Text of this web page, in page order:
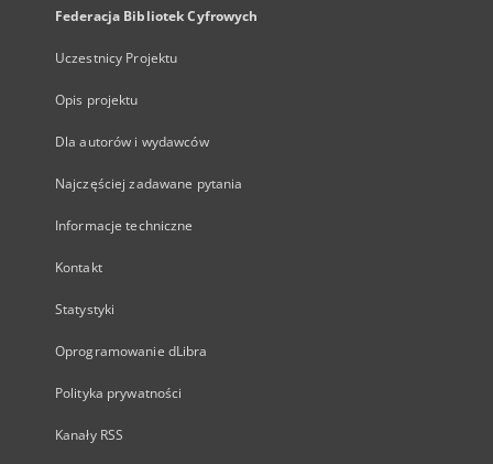
Federacja Bibliotek Cyfrowych
Uczestnicy Projektu
Opis projektu
Dla autorów i wydawców
Najczęściej zadawane pytania
Informacje techniczne
Kontakt
Statystyki
Oprogramowanie dLibra
Polityka prywatności
Kanały RSS